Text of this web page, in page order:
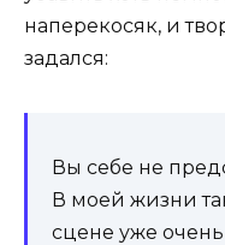
наперекосяк, и
задался:
Вы себе не
В моей жизни
сцене уже